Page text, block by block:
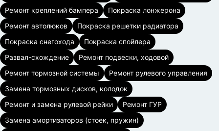
Ремонт креплений бампера
Покраска лонжерона
Ремонт автолюков
Покраска решетки радиатора
Покраска снегохода
Покраска спойлера
Развал-схождение
Ремонт подвески, ходовой
Ремонт тормозной системы
Ремонт рулевого управления
Замена тормозных дисков, колодок
Ремонт и замена рулевой рейки
Ремонт ГУР
Замена амортизаторов (стоек, пружин)